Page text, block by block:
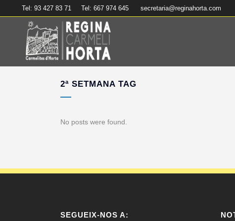
Tel: 93 427 83 71 Tel: 667 974 645 secretaria@reginahorta.com
2ª SETMANA TAG
No posts were found.
SEGUEIX-NOS A: